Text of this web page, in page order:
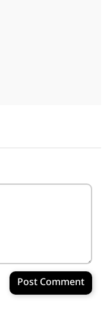
Post Comment